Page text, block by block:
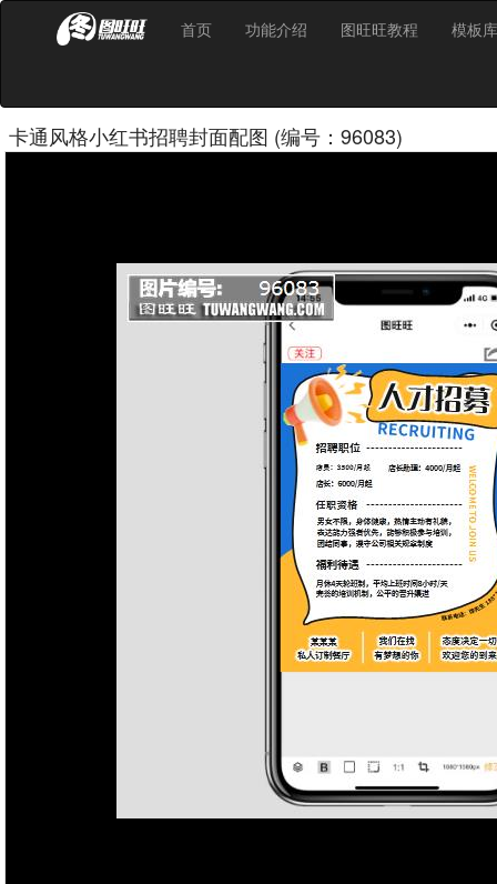
首页 功能介绍 图旺旺教程 模板库
卡通风格小红书招聘封面配图 (编号：96083)